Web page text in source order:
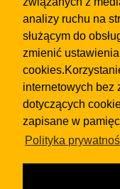
analizy ruchu na
służącym do
zmienić
internetowych bez
dotyczących
zapisane w
Polityka
Wpis w Katalogu Firm
Ogłoszenia